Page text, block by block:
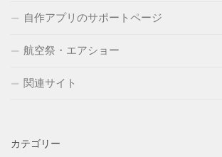
自作アプリのサポートページ
航空祭・エアショー
関連サイト
カテゴリー